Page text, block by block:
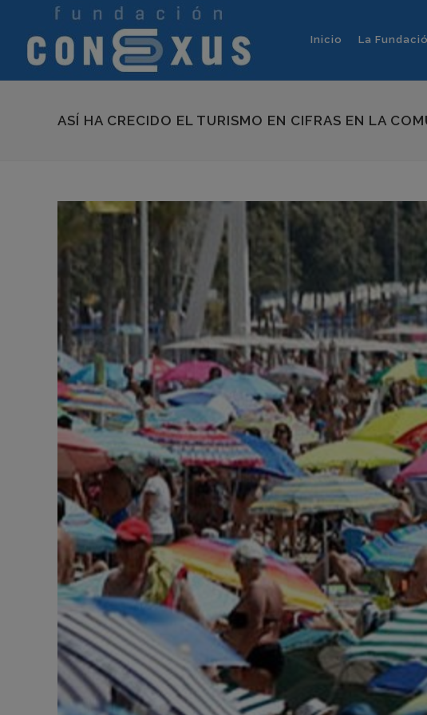
Inicio La
ASÍ HA CRECIDO EL TURISMO EN CIFRAS EN LA